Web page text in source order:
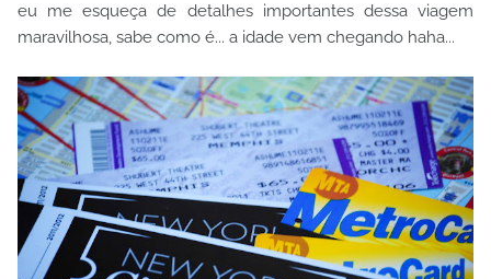
eu me esqueça de detalhes importantes dessa viagem
maravilhosa, sabe como é... a idade vem chegando haha...